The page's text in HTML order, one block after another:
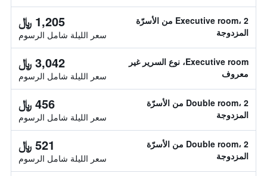
Executive room، 2 من الأسرّة
المزدوجة
1,205 ﷼
سعر الليلة شامل الرسوم
Executive room، نوع السرير غير
معروف
3,042 ﷼
سعر الليلة شامل الرسوم
Double room، 2 من الأسرّة
المزدوجة
456 ﷼
سعر الليلة شامل الرسوم
Double room، 2 من الأسرّة
المزدوجة
521 ﷼
سعر الليلة شامل الرسوم